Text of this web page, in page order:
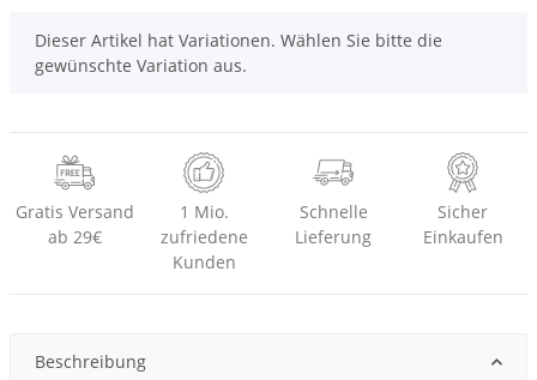
x
Dieser Artikel hat Variationen. Wählen Sie bitte die
gewünschte Variation aus.
Gratis Versand
ab 29€
1 Mio.
zufriedene
Kunden
Schnelle
Lieferung
Sicher
Einkaufen
Beschreibung